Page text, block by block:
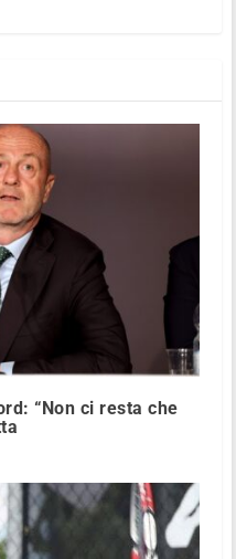
“Non ci resta che